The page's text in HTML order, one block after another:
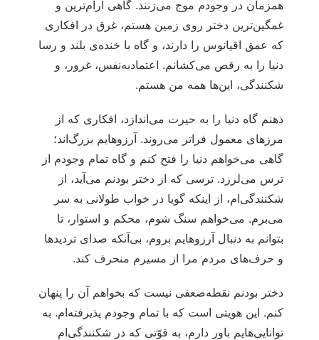
همزمان در وجودم موج می‌زنند. گاهی آرام‌ترین و
غمگین‌ترین دختر روی زمین هستم، غرق در افکاری
که عمق اقیانوس را دارند، و گاه با خنده‌ی بلند و رسا
دنیا را به رقص می‌کشانم. اعتمادبه‌نفس، غرور، و
شکنندگی، این‌ها همه من هستم.
ذهنم گاه دنیا را به حیرت می‌اندازد، افکاری که از
مرزهای معمول فراتر می‌روند. آرزوهایم بزرگ‌اند؛
گاهی می‌خواهم دنیا را فتح کنم و گاه تمام وجودم از
ترس می‌لرزد. ترسی که از دختر بودنم می‌آید، از
شکنندگی‌ام، از اینکه گویا در خواب طولانی به سر
می‌برم. می‌خواهم سنگ شوم، محکم و استوار، تا
بتوانم به دنبال آرزوهایم بروم، بی‌آنکه صدای تردیدها
و حرف‌های مردم مرا از مسیرم منحرف کند.
دختر بودنم نقطه‌ضعفی نیست که بخواهم آن را پنهان
کنم. این هویتی است که با تمام وجودم پذیرفته‌ام. به
توانایی‌هایم باور دارم، به قوّتی که در شکنندگی‌ام